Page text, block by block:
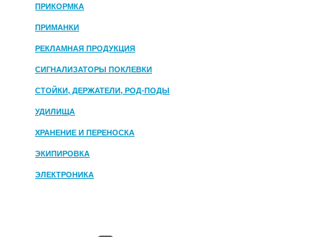
ПРИКОРМКА
ПРИМАНКИ
РЕКЛАМНАЯ ПРОДУКЦИЯ
СИГНАЛИЗАТОРЫ ПОКЛЕВКИ
СТОЙКИ, ДЕРЖАТЕЛИ, РОД-ПОДЫ
УДИЛИЩА
ХРАНЕНИЕ И ПЕРЕНОСКА
ЭКИПИРОВКА
ЭЛЕКТРОНИКА